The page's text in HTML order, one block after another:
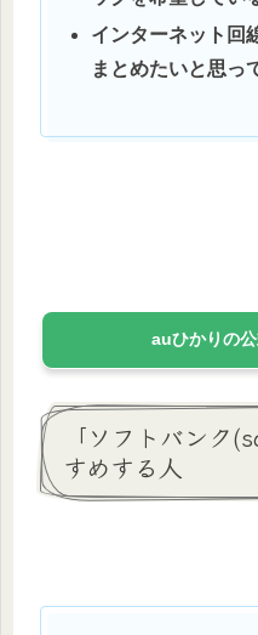
インターネット回
まとめたいと思っ
auひかりの
「ソフトバンク
すめする人